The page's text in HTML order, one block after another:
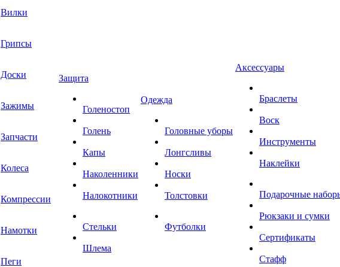
Вилки
Грипсы
Доски
Зажимы
Запчасти
Колеса
Компрессии
Намотки
Пеги
Защита
Голеностоп
Голень
Капы
Наколенники
Налокотники
Стельки
Шлема
Одежда
Головные уборы
Лонгсливы
Носки
Толстовки
Футболки
Аксессуары
Браслеты
Воск
Инструменты
Наклейки
Подарочные
Рюкзаки и сумки
Сертификаты
Стафф